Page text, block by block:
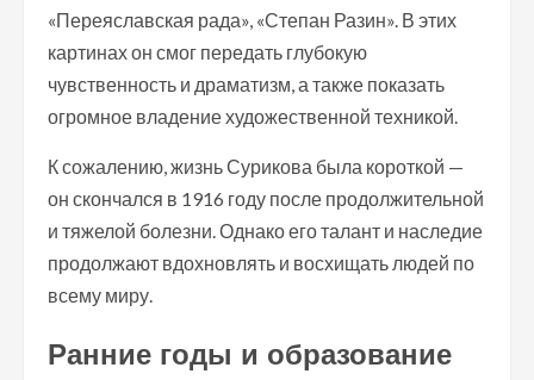
«Переяславская рада», «Степан Разин». В этих
картинах он смог передать глубокую
чувственность и драматизм, а также показать
огромное владение художественной техникой.
К сожалению, жизнь Сурикова была короткой —
он скончался в 1916 году после продолжительной
и тяжелой болезни. Однако его талант и наследие
продолжают вдохновлять и восхищать людей по
всему миру.
Ранние годы и образование